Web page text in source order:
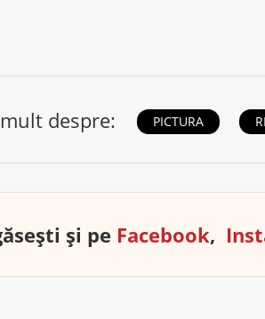
despre: PICTURA
și pe Facebook,